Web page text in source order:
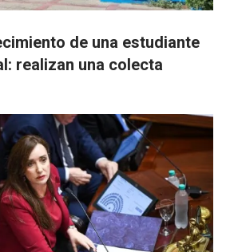
de una estudiante
realizan una colecta